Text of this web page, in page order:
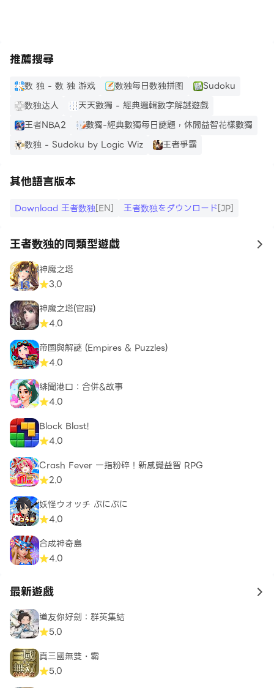
推薦搜尋
数 独 - 数 独 游戏 数独每日数独拼图
Sudoku
数独达人
天天數獨 - 經典邏輯數字解謎遊戲
王者NBA2
數獨-經典數獨每日謎題，休閒益智花樣數獨
数独 - Sudoku by Logic Wiz
王者爭霸
其他語言版本
Download 王者数独[EN] 王者数独をダウンロード[JP]
王者数独的同類型遊戲 to
神魔之塔
3.0
神魔之塔(官服)
4.0
帝國與解謎 (Empires & Puzzles)
4.0
緋聞港口：合併&故事
4.0
Block Blast!
4.0
Crash Fever 一指粉碎！新感覺益智 RPG
2.0
妖怪ウォッチ ぷにぷに
4.0
合成神奇島
4.0
最新遊戲 to
道友你好劍：群英集結
5.0
真三國無雙・霸
5.0